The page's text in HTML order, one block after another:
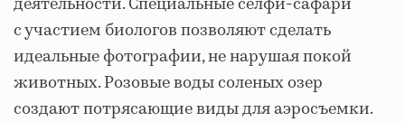
с участием биологов позволяют сделать
идеальные фотографии, не нарушая покой
животных. Розовые воды соленых озер
создают потрясающие виды для аэросъемки.